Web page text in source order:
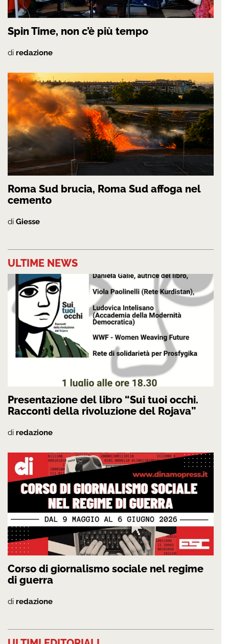
Spin Time, non c’è più tempo
di redazione
Roma Sud brucia, Roma Sud affoga nel
cemento
di Giesse
ULTIME NEWS
Presentazione del libro “Sui tuoi occhi.
Racconti della rivoluzione del Rojava”
di redazione
Corso di giornalismo sociale nel regime
di guerra
di redazione